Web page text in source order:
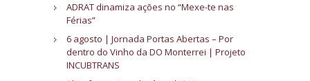
ADRAT dinamiza ações no “Mexe-te nas
Férias”
6 agosto | Jornada Portas Abertas – Por
dentro do Vinho da DO Monterrei | Projeto
INCUBTRANS